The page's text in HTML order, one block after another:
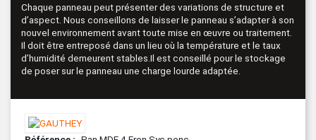
Chaque panneau peut présenter des variations de structure et
d’aspect. Nous conseillons de laisser le panneau s’adapter à son
nouvel environnement avant toute mise en œuvre ou traitement.
Il doit être entreposé dans un lieu où la température et le taux
d’humidité demeurent stables.Il est conseillé pour le stockage
de poser sur le panneau une charge lourde adaptée.